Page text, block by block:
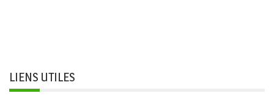
LIENS UTILES